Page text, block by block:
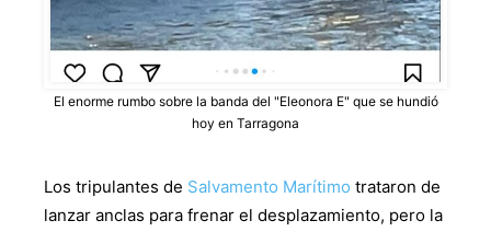
El enorme rumbo sobre la banda del "Eleonora E" que se hundió
hoy en Tarragona
Los tripulantes de Salvamento Marítimo trataron de
lanzar anclas para frenar el desplazamiento, pero la